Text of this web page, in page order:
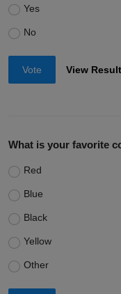
Yes
No
Vote View
What is your favorite
Red
Blue
Black
Yellow
Other